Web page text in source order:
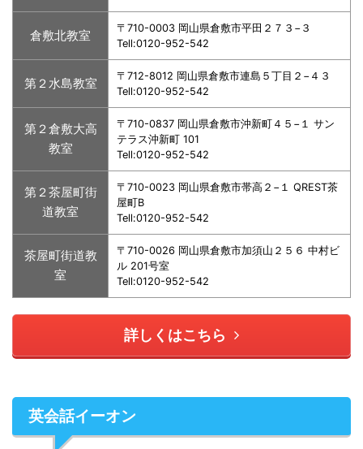
倉敷北教室
〒710-0003 岡山県倉敷市平田２７３−３
Tell:0120-952-542
第２水島教室
〒712-8012 岡山県倉敷市連島５丁目２−４３
Tell:0120-952-542
第２倉敷大高
教室
〒710-0837 岡山県倉敷市沖新町４５−１ サン
テラス沖新町 101
Tell:0120-952-542
第２茶屋町街
道教室
〒710-0023 岡山県倉敷市帯高２−１ QREST茶
屋町B
Tell:0120-952-542
茶屋町街道教
室
〒710-0026 岡山県倉敷市加須山２５６ 中村ビ
ル 201号室
Tell:0120-952-542
詳しくはこちら
英会話イーオン